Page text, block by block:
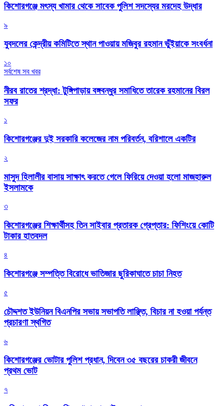
কিশোরগঞ্জে মৎস্য খামার থেকে সাবেক পুলিশ সদস্যের মরদেহ উদ্ধার
৯
যুবদলের কেন্দ্রীয় কমিটিতে স্থান পাওয়ায় মজিবুর রহমান ভুঁইয়াকে সংবর্ধনা
১০
সর্বশেষ সব খবর
নীরব রাতের শ্রদ্ধা: টুঙ্গিপাড়ায় বঙ্গবন্ধুর সমাধিতে তারেক রহমানের বিরল
সফর
১
কিশোরগঞ্জের দুই সরকারি কলেজের নাম পরিবর্তন, বরিশালে একটির
২
মাসুদ হিলালীর বাসায় সাক্ষাৎ করতে গেলে ফিরিয়ে দেওয়া হলো মাজহারুল
ইসলামকে
৩
কিশোরগঞ্জের শিক্ষার্থীসহ তিন সাইবার প্রতারক গ্রেপ্তার: ফিশিংয়ে কোটি
টাকার হাতবদল
৪
কিশোরগঞ্জে সম্পত্তি বিরোধে ভাতিজার ছুরিকাঘাতে চাচা নিহত
৫
চৌদ্দশত ইউনিয়ন বিএনপির সভায় সভাপতি লাঞ্ছিত, বিচার না হওয়া পর্যন্ত
প্রচারণা স্থগিত
৬
কিশোরগঞ্জের ভোটার পুলিশ প্রধান, দিবেন ৩৫ বছরের চাকরী জীবনে
প্রথম ভোট
৭